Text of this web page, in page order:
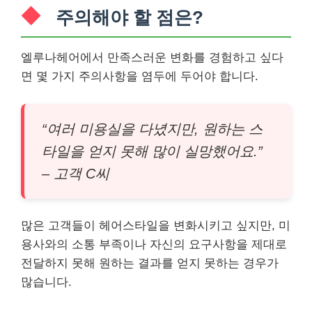
주의해야 할 점은?
엘루나헤어에서 만족스러운 변화를 경험하고 싶다
면 몇 가지 주의사항을 염두에 두어야 합니다.
“여러 미용실을 다녔지만, 원하는 스
타일을 얻지 못해 많이 실망했어요.”
– 고객 C씨
많은 고객들이 헤어스타일을 변화시키고 싶지만, 미
용사와의 소통 부족이나 자신의 요구사항을 제대로
전달하지 못해 원하는 결과를 얻지 못하는 경우가
많습니다.